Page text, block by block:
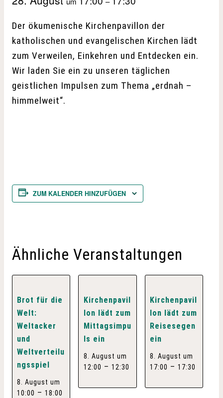
Der ökumenische Kirchenpavillon der
katholischen und evangelischen Kirchen lädt
zum Verweilen, Einkehren und Entdecken ein.
Wir laden Sie ein zu unseren täglichen
geistlichen Impulsen zum Thema „erdnah –
himmelweit“.
ZUM KALENDER HINZUFÜGEN
Ähnliche Veranstaltungen
Brot für die
Welt:
Weltacker
und
Weltverteilu
ngsspiel
8. August um
10:00 –18:00
Kirchenpavil
lon lädt zum
Mittagsimpu
ls ein
8. August um
12:00 – 12:30
Kirchenpavil
lon lädt zum
Reisesegen
ein
8. August um
17:00 – 17:30